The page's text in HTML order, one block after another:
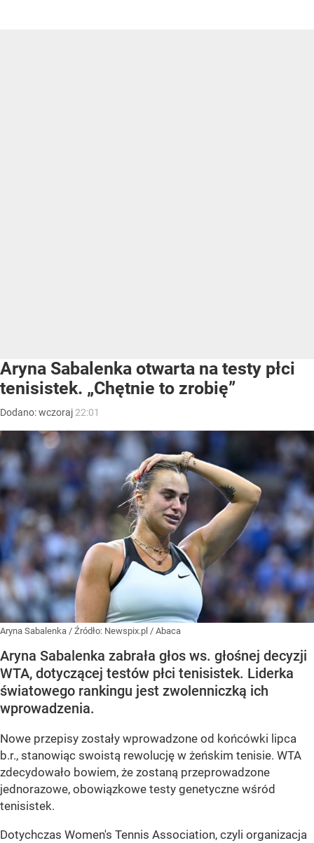
Aryna Sabalenka otwarta na testy płci
tenisistek. „Chętnie to zrobię”
Dodano:wczoraj 22:01
Aryna Sabalenka / Źródło: Newspix.pl / Abaca
Aryna Sabalenka zabrała głos ws. głośnej decyzji
WTA, dotyczącej testów płci tenisistek. Liderka
światowego rankingu jest zwolenniczką ich
wprowadzenia.
Nowe przepisy zostały wprowadzone od końcówki lipca
b.r., stanowiąc swoistą rewolucję w żeńskim tenisie. WTA
zdecydowało bowiem, że zostaną przeprowadzone
jednorazowe, obowiązkowe testy genetyczne wśród
tenisistek.
Dotychczas Women's Tennis Association, czyli organizacja